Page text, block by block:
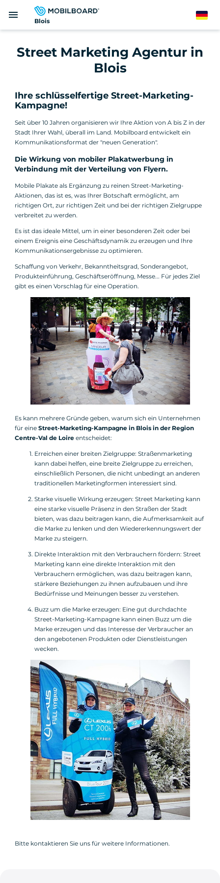
zum
Blois
menu German
Street Marketing Agentur in
Blois
Ihre schlüsselfertige Street-Marketing-
Kampagne!
Seit über 10 Jahren organisieren wir Ihre Aktion von A bis Z in der
Stadt Ihrer Wahl, überall im Land. Mobilboard entwickelt ein
Kommunikationsformat der "neuen Generation".
Die Wirkung von mobiler Plakatwerbung in
Verbindung mit der Verteilung von Flyern.
Mobile Plakate als Ergänzung zu reinen Street-Marketing-
Aktionen, das ist es, was Ihrer Botschaft ermöglicht, am
richtigen Ort, zur richtigen Zeit und bei der richtigen Zielgruppe
verbreitet zu werden.
Es ist das ideale Mittel, um in einer besonderen Zeit oder bei
einem Ereignis eine Geschäftsdynamik zu erzeugen und Ihre
Kommunikationsergebnisse zu optimieren.
Schaffung von Verkehr, Bekanntheitsgrad, Sonderangebot,
Produkteinführung, Geschäftseröffnung, Messe... Für jedes Ziel
gibt es einen Vorschlag für eine Operation.
Es kann mehrere Gründe geben, warum sich ein Unternehmen
für eine Street-Marketing-Kampagne in Blois in der Region
Centre-Val de Loire entscheidet:
Erreichen einer breiten Zielgruppe: Straßenmarketing
kann dabei helfen, eine breite Zielgruppe zu erreichen,
einschließlich Personen, die nicht unbedingt an anderen
traditionellen Marketingformen interessiert sind.
Starke visuelle Wirkung erzeugen: Street Marketing kann
eine starke visuelle Präsenz in den Straßen der Stadt
bieten, was dazu beitragen kann, die Aufmerksamkeit auf
die Marke zu lenken und den Wiedererkennungswert der
Marke zu steigern.
Direkte Interaktion mit den Verbrauchern fördern: Street
Marketing kann eine direkte Interaktion mit den
Verbrauchern ermöglichen, was dazu beitragen kann,
stärkere Beziehungen zu ihnen aufzubauen und ihre
Bedürfnisse und Meinungen besser zu verstehen.
Buzz um die Marke erzeugen: Eine gut durchdachte
Street-Marketing-Kampagne kann einen Buzz um die
Marke erzeugen und das Interesse der Verbraucher an
den angebotenen Produkten oder Dienstleistungen
wecken.
Bitte kontaktieren Sie uns für weitere Informationen.